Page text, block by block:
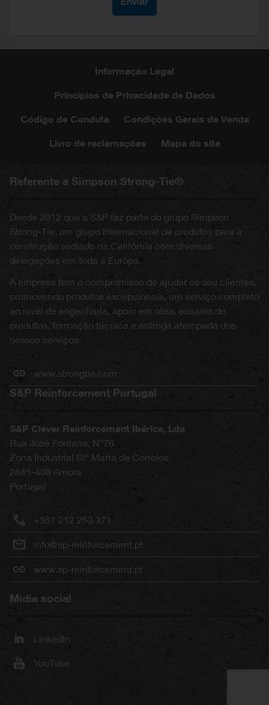
Informação Legal
Princípios de Privacidade de Dados
Código de Conduta Condições Gerais de Venda
Livro de reclamações Mapa do site
Referente a Simpson Strong-Tie®
Desde 2012 que a S&P faz parte do grupo Simpson
Strong-Tie, um grupo internacional de produtos para a
construção sediado na Califórnia com diversas
delegações em toda a Europa.
A empresa tem o compromisso de ajudar os seu clientes,
promovendo produtos excepcionais, um serviço completo
ao nível de engenharia, apoio em obra, ensaios de
produtos, formação técnica e entrega atempada dos
nossos serviços.
www.strongtie.com
S&P Reinforcement Portugal
S&P Clever Reinforcement Ibérica, Lda
Rua José Fontana, N°76
Zona Industrial Stª Marta de Corroios
2845-408 Amora
Portugal
+351 212 253 371
info@sp-reinforcement.pt
www.sp-reinforcement.pt
Mídia social
LinkedIn
YouTube